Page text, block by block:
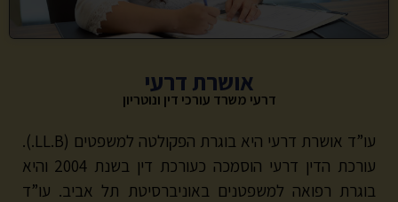
אושרת דרעי
דרעי משרד עורכי דין ונוטריון
עו”ד אושרת דרעי היא בוגרת הפקולטה למשפטים (LL.B.).
עורכת הדין דרעי הוסמכה כעורכת דין בשנת 2004 והיא
בוגרת רפואה למשפטנים באוניברסיטת תל אביב. עו”ד